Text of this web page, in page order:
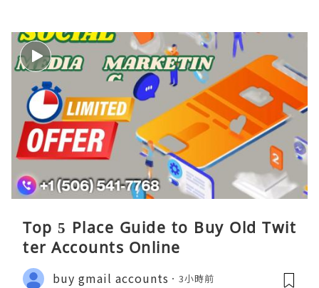
Top 5 Place Guide to Buy Old Twit
ter Accounts Online
buy gmail accounts 3小時前